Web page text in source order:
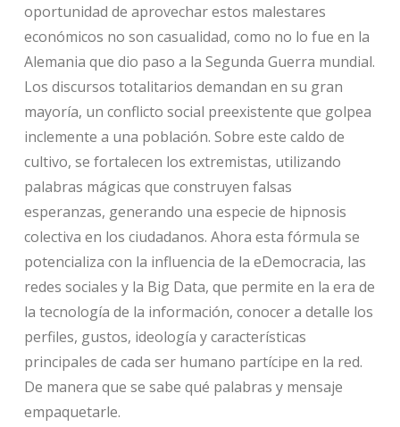
oportunidad de aprovechar estos malestares
económicos no son casualidad, como no lo fue en la
Alemania que dio paso a la Segunda Guerra mundial.
Los discursos totalitarios demandan en su gran
mayoría, un conflicto social preexistente que golpea
inclemente a una población. Sobre este caldo de
cultivo, se fortalecen los extremistas, utilizando
palabras mágicas que construyen falsas
esperanzas, generando una especie de hipnosis
colectiva en los ciudadanos. Ahora esta fórmula se
potencializa con la influencia de la eDemocracia, las
redes sociales y la Big Data, que permite en la era de
la tecnología de la información, conocer a detalle los
perfiles, gustos, ideología y características
principales de cada ser humano partícipe en la red.
De manera que se sabe qué palabras y mensaje
empaquetarle.